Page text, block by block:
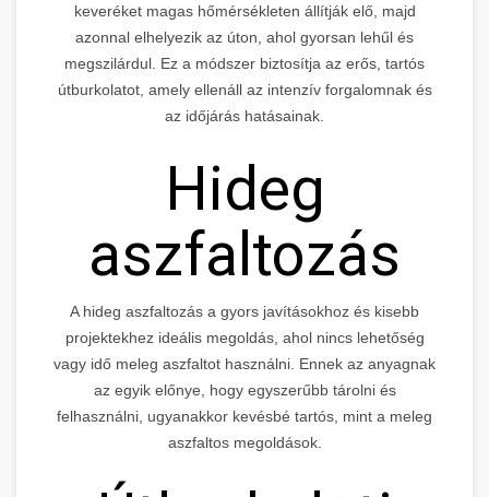
keveréket magas hőmérsékleten állítják elő, majd
azonnal elhelyezik az úton, ahol gyorsan lehűl és
megszilárdul. Ez a módszer biztosítja az erős, tartós
útburkolatot, amely ellenáll az intenzív forgalomnak és
az időjárás hatásainak.
Hideg
aszfaltozás
A hideg aszfaltozás a gyors javításokhoz és kisebb
projektekhez ideális megoldás, ahol nincs lehetőség
vagy idő meleg aszfaltot használni. Ennek az anyagnak
az egyik előnye, hogy egyszerűbb tárolni és
felhasználni, ugyanakkor kevésbé tartós, mint a meleg
aszfaltos megoldások.